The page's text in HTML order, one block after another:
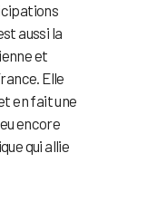
aussi la
et
Elle
en fait une
encore
qui allie